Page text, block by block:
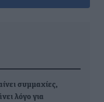
συμμαχίες,
λόγο για